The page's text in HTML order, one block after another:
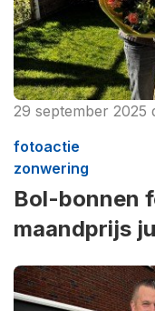
29 september 2025
fotoactie
zonwering
Bol-bonnen
maandprijs